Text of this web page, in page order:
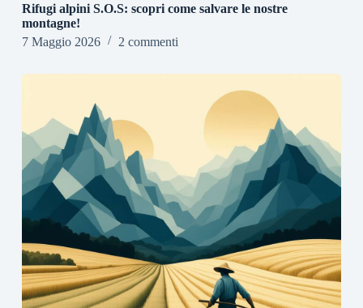
Rifugi alpini S.O.S: scopri come salvare le nostre
montagne!
7 Maggio 2026
2 commenti